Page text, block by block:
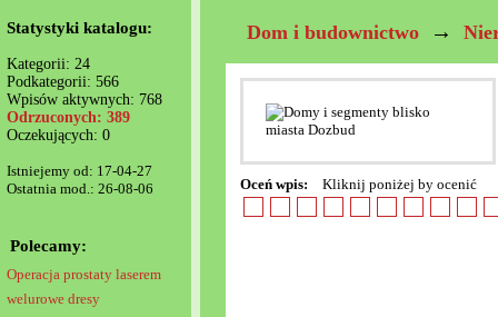
Statystyki katalogu:
Kategorii: 24
Podkategorii: 566
Wpisów aktywnych: 768
Odrzuconych: 389
Oczekujących: 0
Istniejemy od: 17-04-27
Ostatnia mod.: 26-08-06
Polecamy:
Operacja prostaty laserem
welurowe dresy
Dom i budownictwo →
Oceń wpis: Kliknij poniżej by ocenić